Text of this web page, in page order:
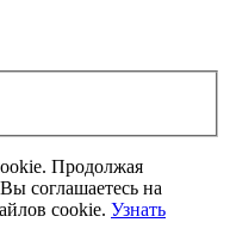
Продолжая
соглашаетесь на
cookie. Узнать